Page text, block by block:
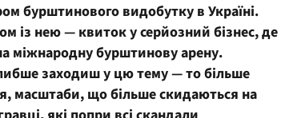
бурштинового видобутку в Україні.
із нею — квиток у серйозний бізнес, де
міжнародну бурштинову арену.
заходиш у цю тему — то більше
масштаби, що більше скидаються на